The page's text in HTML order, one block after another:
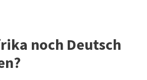
noch Deutsch